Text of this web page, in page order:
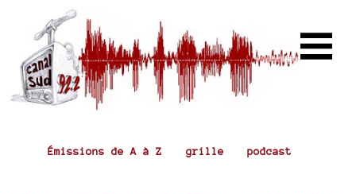
Émissions de A à Z grille podcast